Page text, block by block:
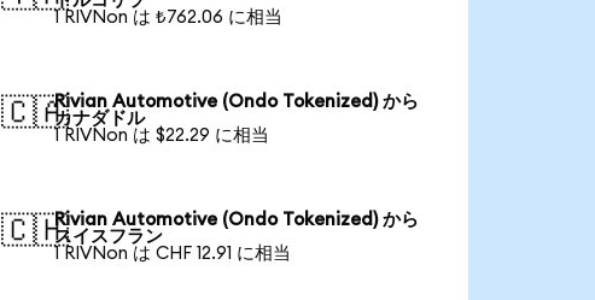
1 RIVNon は ₺762.06 に相当
🇨🇦Rivian Automotive (Ondo Tokenized) から
カナダドル
1 RIVNon は $22.29 に相当
🇨🇭Rivian Automotive (Ondo Tokenized) から
スイスフラン
1 RIVNon は CHF 12.91 に相当